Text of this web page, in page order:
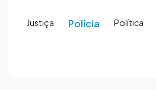
Justiça Polícia Política